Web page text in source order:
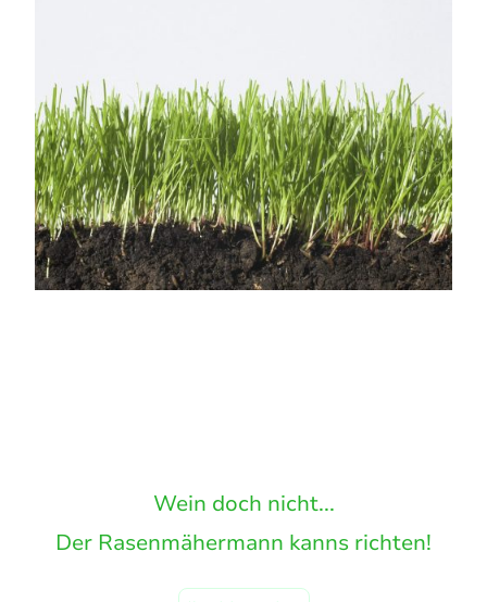
Wein doch nicht...
Der Rasenmähermann kanns richten!